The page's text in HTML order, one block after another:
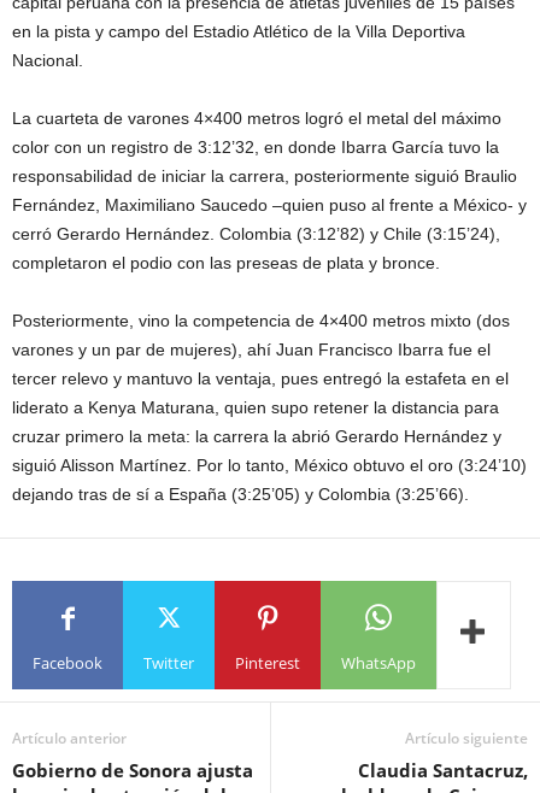
en la pista y campo del Estadio Atlético de la Villa Deportiva
Nacional.
La cuarteta de varones 4×400 metros logró el metal del máximo
color con un registro de 3:12’32, en donde Ibarra García tuvo la
responsabilidad de iniciar la carrera, posteriormente siguió Braulio
Fernández, Maximiliano Saucedo –quien puso al frente a México- y
cerró Gerardo Hernández. Colombia (3:12’82) y Chile (3:15’24),
completaron el podio con las preseas de plata y bronce.
Posteriormente, vino la competencia de 4×400 metros mixto (dos
varones y un par de mujeres), ahí Juan Francisco Ibarra fue el
tercer relevo y mantuvo la ventaja, pues entregó la estafeta en el
liderato a Kenya Maturana, quien supo retener la distancia para
cruzar primero la meta: la carrera la abrió Gerardo Hernández y
siguió Alisson Martínez. Por lo tanto, México obtuvo el oro (3:24’10)
dejando tras de sí a España (3:25’05) y Colombia (3:25’66).
Facebook Twitter Pinterest WhatsApp
Artículo anterior
Gobierno de Sonora ajusta
Artículo siguiente
Claudia Santacruz,